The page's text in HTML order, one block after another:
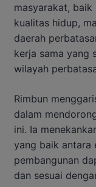
masyarakat,
kualitas hidup,
daerah
kerja sama yang
wilayah
Rimbun
dalam
ini. Ia
yang baik antara
pembangunan
dan sesuai